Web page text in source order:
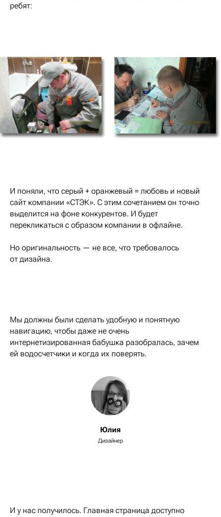
ребят:
И поняли, что серый + оранжевый = любовь и новый
сайт компании «СТЭК». С этим сочетанием он точно
выделится на фоне конкурентов. И будет
перекликаться с образом компании в офлайне.
Но оригинальность — не все, что требовалось
от дизайна.
Мы должны были сделать удобную и понятную
навигацию, чтобы даже не очень
интернетизированная бабушка разобралась, зачем
ей водосчетчики и когда их поверять.
Юлия
Дизайнер
И у нас получилось. Главная страница доступно